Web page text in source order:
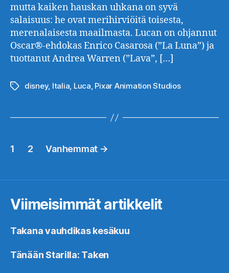
mutta kaiken hauskan uhkana on syvä
salaisuus: he ovat merihirviöitä toisesta,
merenalaisesta maailmasta. Lucan on ohjannut
Oscar®-ehdokas Enrico Casarosa (”La Luna”) ja
tuottanut Andrea Warren (”Lava”, […]
Avainsanat
disney, Italia, Luca, Pixar Animation Studios
Artikkelien
1 2 Vanhemmat →
Viimeisimmät artikkelit
Takana vauhdikas kesäkuu
Tänään Starilla: Taken